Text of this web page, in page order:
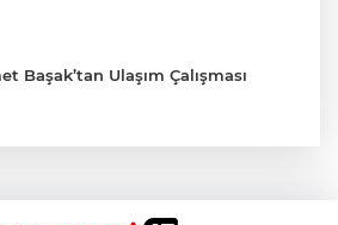
Başak’tan Ulaşım Çalışması